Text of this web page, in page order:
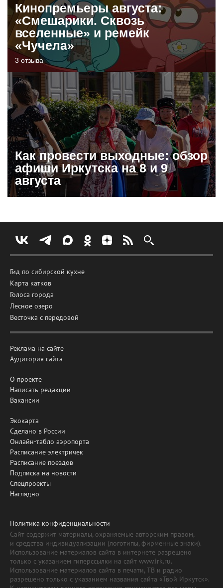
Кинопремьеры августа:
«Смешарики. Сквозь
вселенные» и ремейк
«Чучела»
3 отзыва
Как провести выходные: обзор
афиши Иркутска на 8 и 9
августа
Гид по сибирской кухне
Карта катков
Голоса города
Лесное озеро
Весточка с передовой
Реклама на сайте
Аудитория сайта
О проекте
Написать редакции
Вакансии
Экокарта
Сделано в России
Онлайн-табло аэропорта
Расписание электричек
Расписание поездов
Подписка на новости
Спецпроекты
Наглядно
Политика конфиденциальности
Сайт содержит материалы, охраняемые авторским правом,
и средства индивидуализации (логотипы, фирменные знаки).
Использование материалов сайта в интернете разрешено
только с указанием гиперссылки на сайт www.irk.ru.
Использование материалов сайта в печати, ТВ и радио
разрешено только с указанием названия сайта «Твой Иркутск».